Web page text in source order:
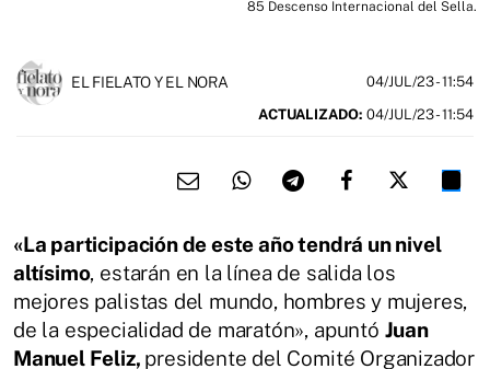
85 Descenso Internacional del Sella.
EL FIELATO Y EL NORA 04/JUL/23- 11:54
ACTUALIZADO: 04/JUL/23 - 11:54
«La participación de este año tendrá un nivel
altísimo, estarán en la línea de salida los
mejores palistas del mundo, hombres y mujeres,
de la especialidad de maratón», apuntó Juan
Manuel Feliz, presidente del Comité Organizador